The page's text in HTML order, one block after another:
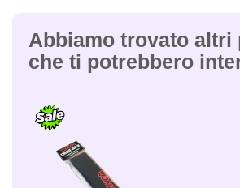
Abbiamo trovato altri
che ti potrebbero